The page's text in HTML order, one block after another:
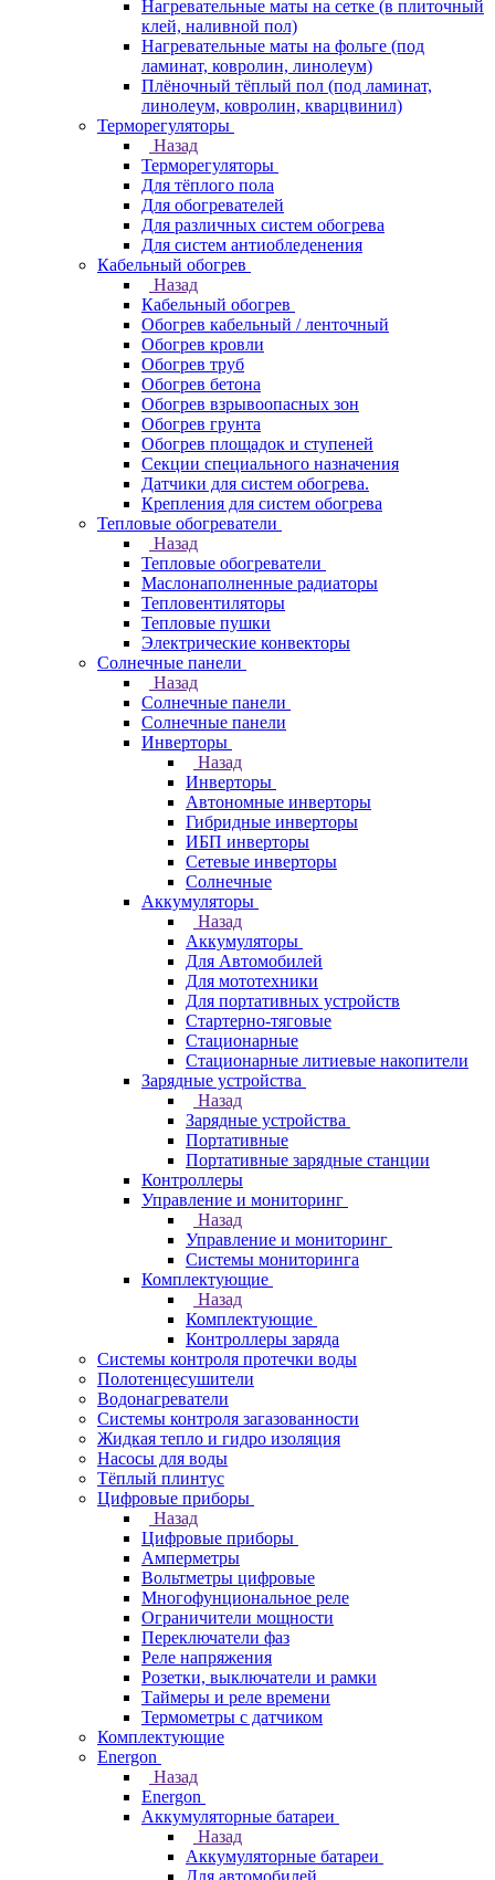
Нагревательные маты на сетке (в плиточный
клей, наливной пол)
Нагревательные маты на фольге (под
ламинат, ковролин, линолеум)
Плёночный тёплый пол (под ламинат,
линолеум, ковролин, кварцвинил)
Терморегуляторы
Назад
Терморегуляторы
Для тёплого пола
Для обогревателей
Для различных систем обогрева
Для систем антиобледенения
Кабельный обогрев
Назад
Кабельный обогрев
Обогрев кабельный / ленточный
Обогрев кровли
Обогрев труб
Обогрев бетона
Обогрев взрывоопасных зон
Обогрев грунта
Обогрев площадок и ступеней
Секции специального назначения
Датчики для систем обогрева.
Крепления для систем обогрева
Тепловые обогреватели
Назад
Тепловые обогреватели
Маслонаполненные радиаторы
Тепловентиляторы
Тепловые пушки
Электрические конвекторы
Солнечные панели
Назад
Солнечные панели
Солнечные панели
Инверторы
Назад
Инверторы
Автономные инверторы
Гибридные инверторы
ИБП инверторы
Сетевые инверторы
Солнечные
Аккумуляторы
Назад
Аккумуляторы
Для Автомобилей
Для мототехники
Для портативных устройств
Стартерно-тяговые
Стационарные
Стационарные литиевые накопители
Зарядные устройства
Назад
Зарядные устройства
Портативные
Портативные зарядные станции
Контроллеры
Управление и мониторинг
Назад
Управление и мониторинг
Системы мониторинга
Комплектующие
Назад
Комплектующие
Контроллеры заряда
Системы контроля протечки воды
Полотенцесушители
Водонагреватели
Системы контроля загазованности
Жидкая тепло и гидро изоляция
Насосы для воды
Тёплый плинтус
Цифровые приборы
Назад
Цифровые приборы
Амперметры
Вольтметры цифровые
Многофунциональное реле
Ограничители мощности
Переключатели фаз
Реле напряжения
Розетки, выключатели и рамки
Таймеры и реле времени
Термометры c датчиком
Комплектующие
Energon
Назад
Energon
Аккумуляторные батареи
Назад
Аккумуляторные батареи
Для автомобилей